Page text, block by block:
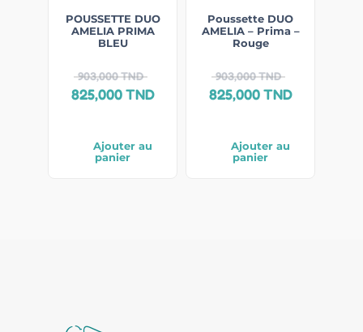
POUSSETTE DUO
AMELIA PRIMA
BLEU
903,000TND
825,000TND
Ajouter au
panier
Poussette DUO
AMELIA – Prima –
Rouge
903,000TND
825,000TND
Ajouter au
panier